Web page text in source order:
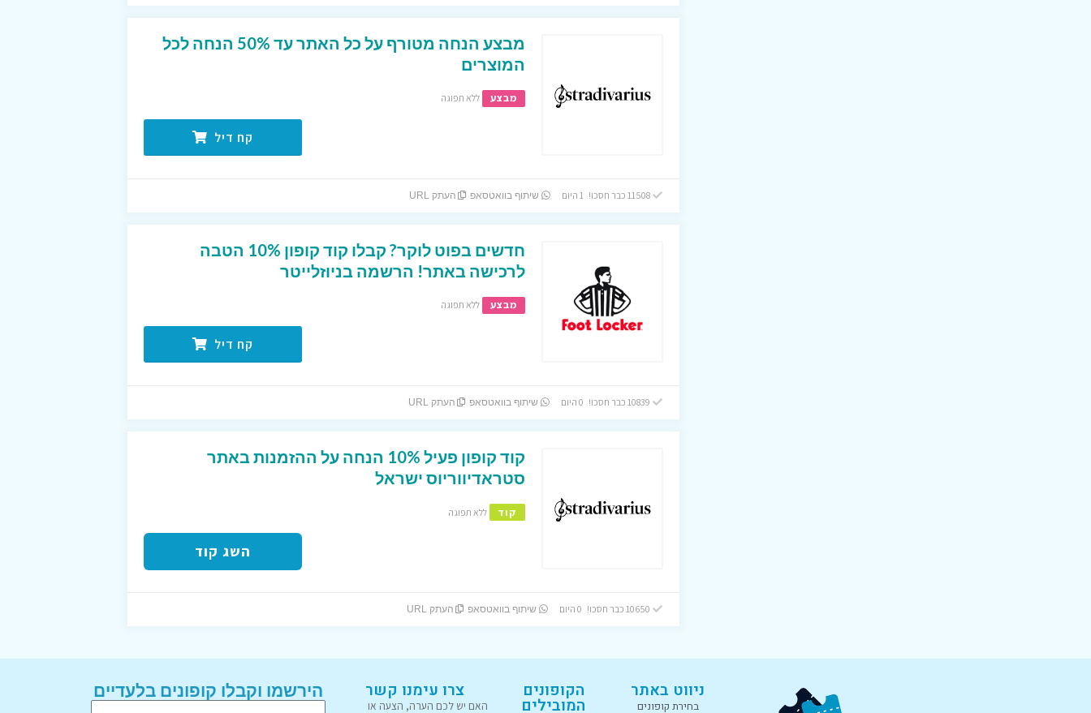
מבצע הנחה מטורף על כל האתר עד 50% הנחה לכל
המוצרים
מבצע ללא תפוגה
קח דיל
11508 כבר חסכו! 1 היום שיתוף בוואטסאפ העתק URL
חדשים בפוט לוקר? קבלו קוד קופון 10% הטבה
לרכישה באתר! הרשמה בניוזלייטר
מבצע ללא תפוגה
קח דיל
שיתוף בוואטסאפ העתק URL
קוד קופון פעיל 10% הנחה על ההזמנות באתר
סטראדיווריוס ישראל
קוד ללא תפוגה
השג קוד
שיתוף בוואטסאפ העתק URL
ניווט באתר
בחירת קופונים
הקופונים
המובילים
צרו עימנו קשר
האם יש לכם הערה, הצעה או
הירשמו וקבלו קופונים בלעדיים